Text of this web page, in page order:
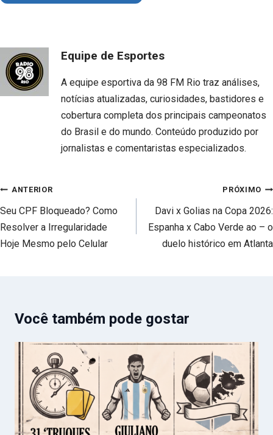
Equipe de Esportes
A equipe esportiva da 98 FM Rio traz análises,
notícias atualizadas, curiosidades, bastidores e
cobertura completa dos principais campeonatos
do Brasil e do mundo. Conteúdo produzido por
jornalistas e comentaristas especializados.
Navegação
de
Post
ANTERIOR
Seu CPF Bloqueado? Como
Resolver a Irregularidade
Hoje Mesmo pelo Celular
PRÓXIMO
Davi x Golias na Copa 2026:
Espanha x Cabo Verde ao – o
duelo histórico em Atlanta
Você também pode gostar